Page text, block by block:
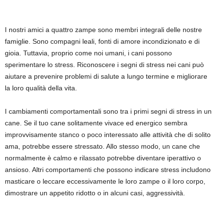
I nostri amici a quattro zampe sono membri integrali delle nostre
famiglie. Sono compagni leali, fonti di amore incondizionato e di
gioia. Tuttavia, proprio come noi umani, i cani possono
sperimentare lo stress. Riconoscere i segni di stress nei cani può
aiutare a prevenire problemi di salute a lungo termine e migliorare
la loro qualità della vita.
I cambiamenti comportamentali sono tra i primi segni di stress in un
cane. Se il tuo cane solitamente vivace ed energico sembra
improvvisamente stanco o poco interessato alle attività che di solito
ama, potrebbe essere stressato. Allo stesso modo, un cane che
normalmente è calmo e rilassato potrebbe diventare iperattivo o
ansioso. Altri comportamenti che possono indicare stress includono
masticare o leccare eccessivamente le loro zampe o il loro corpo,
dimostrare un appetito ridotto o in alcuni casi, aggressività.